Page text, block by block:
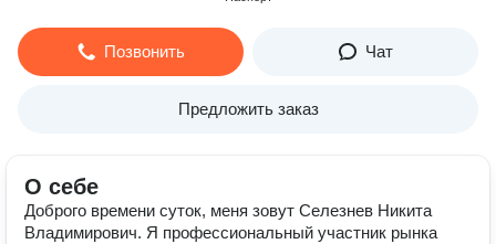
Позвонить Чат
Предложить заказ
О себе
Доброго времени суток, меня зовут Селезнев Никита
Владимирович. Я профессиональный участник рынка